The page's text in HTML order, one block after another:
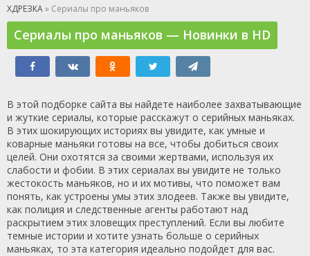
ХДРЕЗКА» Сериалы про маньяков
Сериалы про маньяков — Новинки в HD
В этой подборке сайта вы найдете наиболее захватывающие
и жуткие сериалы, которые расскажут о серийных маньяках.
В этих шокирующих историях вы увидите, как умные и
коварные маньяки готовы на все, чтобы добиться своих
целей. Они охотятся за своими жертвами, используя их
слабости и фобии. В этих сериалах вы увидите не только
жестокость маньяков, но и их мотивы, что поможет вам
понять, как устроены умы этих злодеев. Также вы увидите,
как полиция и следственные агенты работают над
раскрытием этих зловещих преступлений. Если вы любите
темные истории и хотите узнать больше о серийных
маньяках, то эта категория идеально подойдет для вас.